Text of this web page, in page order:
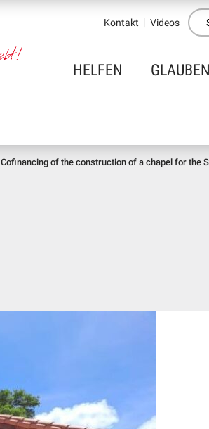
Kontakt Videos
HELFEN GLAUBEN
Cofinancing of the construction of a chapel for the